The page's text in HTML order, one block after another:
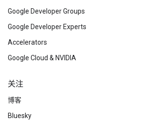
Google Developer Groups
Google Developer Experts
Accelerators
Google Cloud & NVIDIA
关注
博客
Bluesky